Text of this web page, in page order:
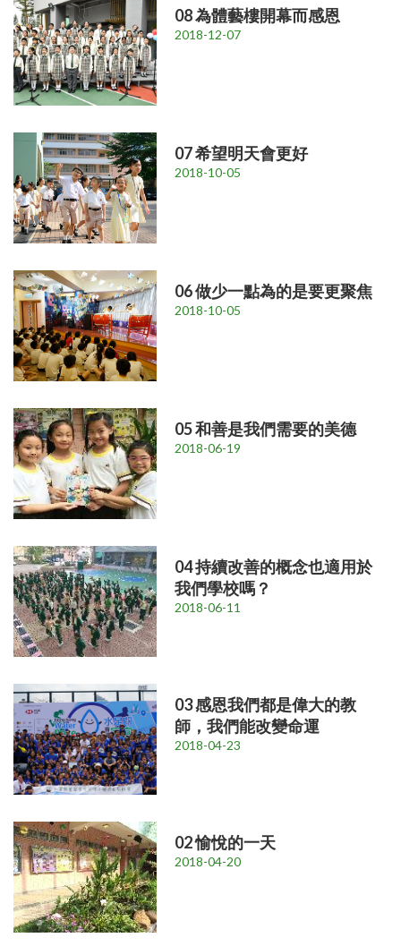
08 為體藝樓開幕而感恩
2018-12-07
07 希望明天會更好
2018-10-05
06 做少一點為的是要更聚焦
2018-10-05
05 和善是我們需要的美德
2018-06-19
04 持續改善的概念也適用於
我們學校嗎？
2018-06-11
03 感恩我們都是偉大的教
師，我們能改變命運
2018-04-23
02 愉悅的一天
2018-04-20